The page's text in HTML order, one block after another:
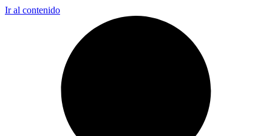
Ir al contenido